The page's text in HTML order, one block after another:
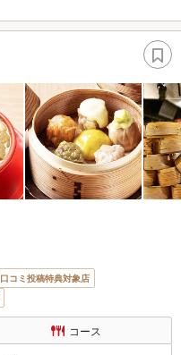
口コミ投稿特典対象店
コース